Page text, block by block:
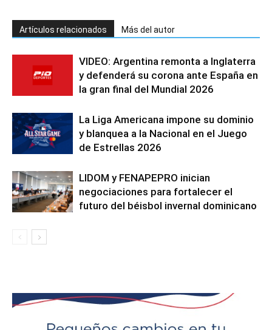
Artículos relacionados Más del autor
VIDEO: Argentina remonta a Inglaterra
y defenderá su corona ante España en
la gran final del Mundial 2026
La Liga Americana impone su dominio
y blanquea a la Nacional en el Juego
de Estrellas 2026
LIDOM y FENAPEPRO inician
negociaciones para fortalecer el
futuro del béisbol invernal dominicano